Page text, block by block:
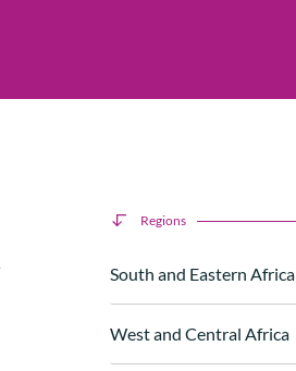
Regions
South and Eastern Africa
West and Central Africa